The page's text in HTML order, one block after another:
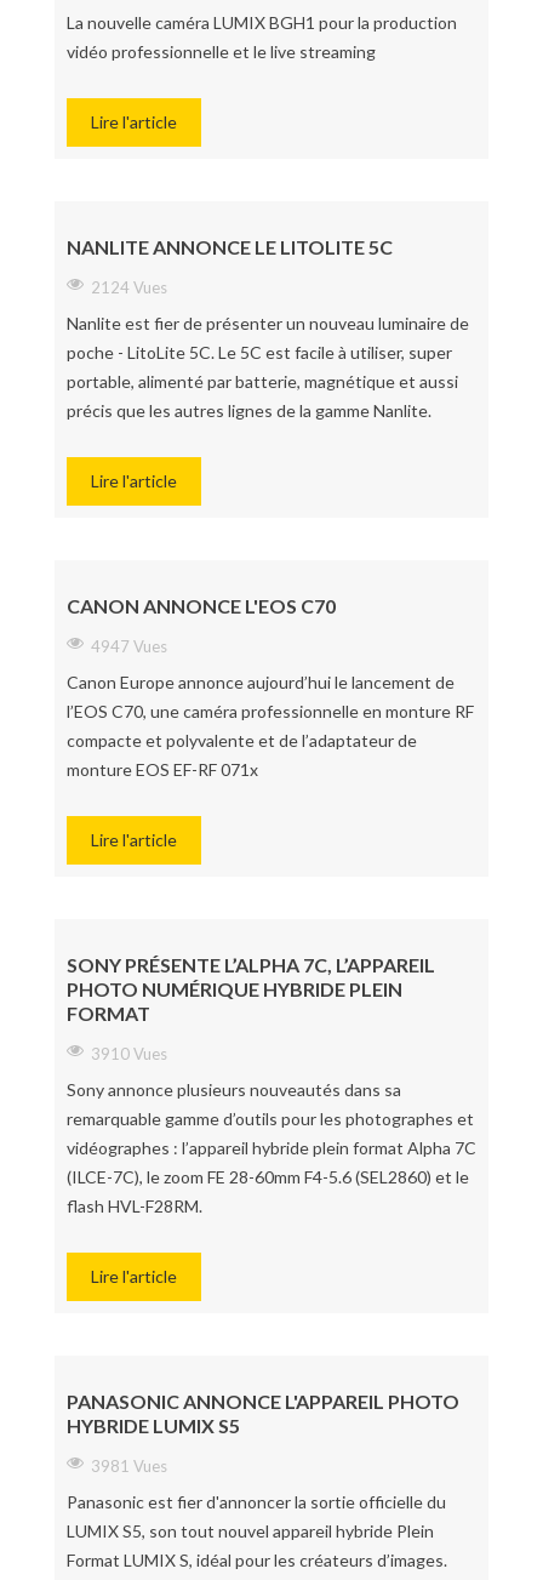
La nouvelle caméra LUMIX BGH1 pour la production
vidéo professionnelle et le live streaming
Lire l'article
NANLITE ANNONCE LE LITOLITE 5C
2124 Vues
Nanlite est fier de présenter un nouveau luminaire de
poche - LitoLite 5C. Le 5C est facile à utiliser, super
portable, alimenté par batterie, magnétique et aussi
précis que les autres lignes de la gamme Nanlite.
Lire l'article
CANON ANNONCE L'EOS C70
4947 Vues
Canon Europe annonce aujourd’hui le lancement de
l’EOS C70, une caméra professionnelle en monture RF
compacte et polyvalente et de l’adaptateur de
monture EOS EF-RF 071x
Lire l'article
SONY PRÉSENTE L’ALPHA 7C, L’APPAREIL
PHOTO NUMÉRIQUE HYBRIDE PLEIN
FORMAT
3910 Vues
Sony annonce plusieurs nouveautés dans sa
remarquable gamme d’outils pour les photographes et
vidéographes : l’appareil hybride plein format Alpha 7C
(ILCE-7C), le zoom FE 28-60mm F4-5.6 (SEL2860) et le
flash HVL-F28RM.
Lire l'article
PANASONIC ANNONCE L'APPAREIL PHOTO
HYBRIDE LUMIX S5
3981 Vues
Panasonic est fier d'annoncer la sortie officielle du
LUMIX S5, son tout nouvel appareil hybride Plein
Format LUMIX S, idéal pour les créateurs d’images.